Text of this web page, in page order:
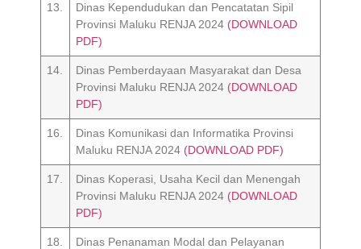
13.
Dinas Kependudukan dan Pencatatan Sipil
Provinsi Maluku RENJA 2024 (DOWNLOAD
PDF)
14.
Dinas Pemberdayaan Masyarakat dan Desa
Provinsi Maluku RENJA 2024 (DOWNLOAD
PDF)
16.
Dinas Komunikasi dan Informatika Provinsi
Maluku RENJA 2024 (DOWNLOAD PDF)
17.
Dinas Koperasi, Usaha Kecil dan Menengah
Provinsi Maluku RENJA 2024 (DOWNLOAD
PDF)
18.
Dinas Penanaman Modal dan Pelayanan